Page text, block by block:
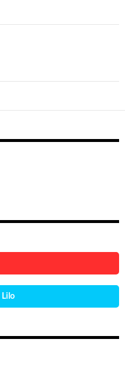
Lilo